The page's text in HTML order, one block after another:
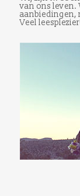
van ons leven.
aanbiedingen,
Veel